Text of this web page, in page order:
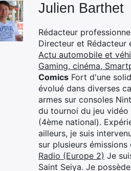
Julien Barthet
Rédacteur
Directeur et Rédacteur
Actu automobile et
Gaming, cinéma,
Comics Fort d'une
évolué dans diverses
armes sur consoles
du tournoi du jeu vidéo
(4ème national).
ailleurs, je suis
sur plusieurs
Radio (Europe 2) Je
Saint Seiya. Je